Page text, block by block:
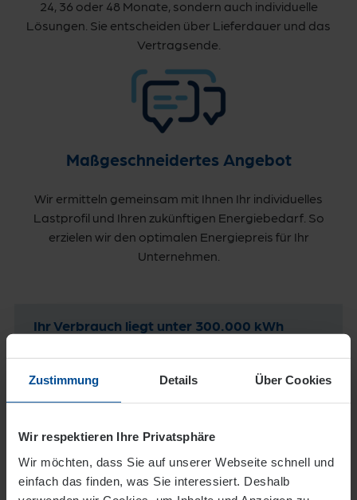
Zustimmung Details Über Cookies
Wir respektieren Ihre Privatsphäre
Wir möchten, dass Sie auf unserer Webseite schnell und
einfach das finden, was Sie interessiert. Deshalb
24, 36 oder 48 Monate, sondern auch individuelle
Lösungen. Sie entscheiden über Lieferdauer und das
Vertragsende.
Maßgeschneidertes Angebot
Wir ermitteln gemeinsam mit Ihnen Ihr individuelles
Lastprofil und Ihren zukünftigen Energiebedarf. So
erzielen wir den optimalen Energiepreis für Ihr
Unternehmen.
Ihr Verbrauch liegt unter 300.000 kWh
Erdgas im Jahr oder Sie gehören der
Hier finden Sie den richtigen Ansprechpartner für
Erdgas für die Wohnungswirtschaft